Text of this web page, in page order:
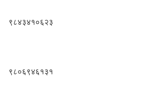
९८४३४१०६२३
९८०६९४६१३१